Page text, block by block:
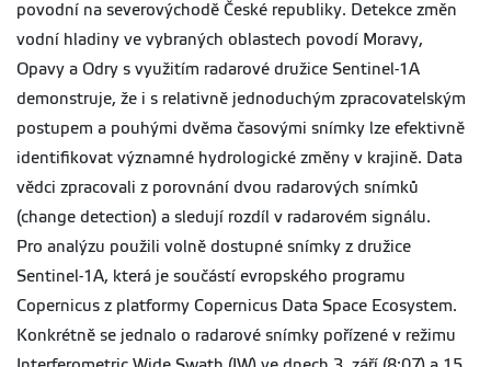
povodní na severovýchodě České republiky. Detekce změn
vodní hladiny ve vybraných oblastech povodí Moravy,
Opavy a Odry s využitím radarové družice Sentinel-1A
demonstruje, že i s relativně jednoduchým zpracovatelským
postupem a pouhými dvěma časovými snímky lze efektivně
identifikovat významné hydrologické změny v krajině. Data
vědci zpracovali z porovnání dvou radarových snímků
(change detection) a sledují rozdíl v radarovém signálu.
Pro analýzu použili volně dostupné snímky z družice
Sentinel-1A, která je součástí evropského programu
Copernicus z platformy Copernicus Data Space Ecosystem.
Konkrétně se jednalo o radarové snímky pořízené v režimu